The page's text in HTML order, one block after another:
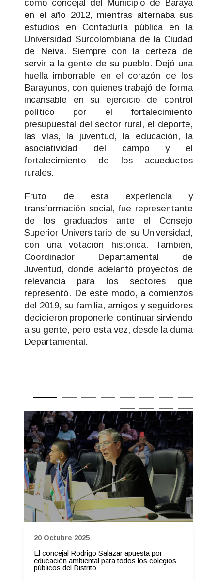
como concejal del Municipio de Baraya
en el año 2012, mientras alternaba sus
estudios en Contaduría pública en la
Universidad Surcolombiana de la Ciudad
de Neiva. Siempre con la certeza de
servir a la gente de su pueblo. Dejó una
huella imborrable en el corazón de los
Barayunos, con quienes trabajó de forma
incansable en su ejercicio de control
político por el fortalecimiento
presupuestal del sector rural, el deporte,
las vías, la juventud, la educación, la
asociatividad del campo y el
fortalecimiento de los acueductos
rurales.
Fruto de esta experiencia y
transformación social, fue representante
de los graduados ante el Consejo
Superior Universitario de su Universidad,
con una votación histórica. También,
Coordinador Departamental de
Juventud, donde adelantó proyectos de
relevancia para los sectores que
representó. De este modo, a comienzos
del 2019, su familia, amigos y seguidores
decidieron proponerle continuar sirviendo
a su gente, pero esta vez, desde la duma
Departamental.
20 Octubre 2025
El concejal Rodrigo Salazar apuesta por
educación ambiental para todos los colegios
públicos del Distrito